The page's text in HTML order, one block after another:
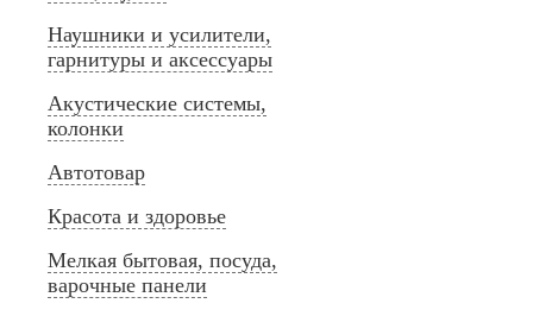
Наушники и усилители,
гарнитуры и аксессуары
Акустические системы,
колонки
Автотовар
Красота и здоровье
Мелкая бытовая, посуда,
варочные панели